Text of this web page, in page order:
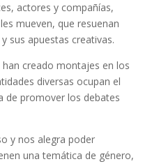
actores y compañías,
mueven, que resuenan
sus apuestas creativas.
creado montajes en los
diversas ocupan el
de promover los debates
y nos alegra poder
una temática de género,